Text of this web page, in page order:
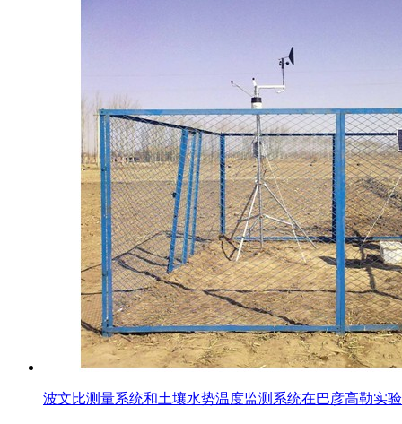
波文比测量系统和土壤水势温度监测系统在巴彦高勒实